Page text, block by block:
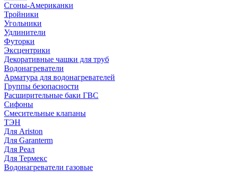
Сгоны-Американки
Тройники
Угольники
Удлинители
Футорки
Эксцентрики
Декоративные чашки для труб
Водонагреватели
Арматура для водонагревателей
Группы безопасности
Расширительные баки ГВС
Сифоны
Смесительные клапаны
ТЭН
Для Ariston
Для Garanterm
Для Реал
Для Термекс
Водонагреватели газовые